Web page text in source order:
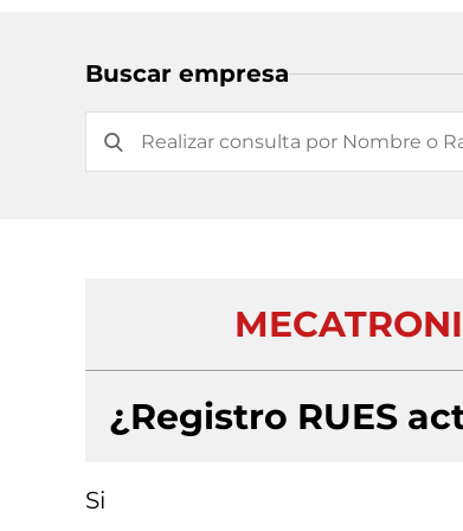
Buscar empresa
¿Registro RUES
Si